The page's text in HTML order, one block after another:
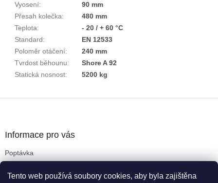
Tento web používá soubory cookies, aby byla zajištěna
Vyosení:
90 mm
Přesah kolečka:
480 mm
Teplota:
- 20 / + 60 °C
Standard:
EN 12533
Poloměr otáčení:
240 mm
Tvrdost běhounu:
Shore A 92
Statická nosnost: 5200 kg
Informace pro vás
Poptávka
Podmínky ochrany osobních údajů